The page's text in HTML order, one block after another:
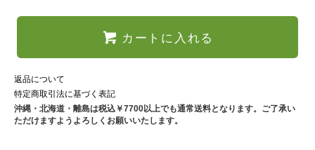
カートに入れる
返品について
特定商取引法に基づく表記
沖縄・北海道・離島は税込￥7700以上でも通常送料となります。ご了承い
ただけますようよろしくお願いいたします。